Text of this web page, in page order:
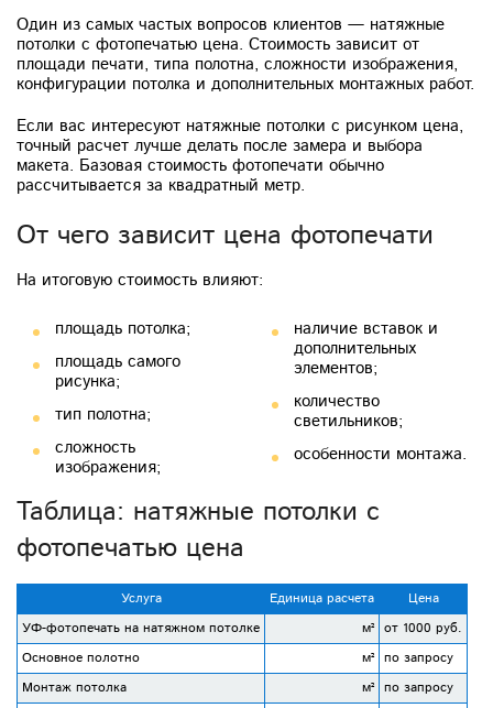
Один из самых частых вопросов клиентов — натяжные
потолки с фотопечатью цена. Стоимость зависит от
площади печати, типа полотна, сложности изображения,
конфигурации потолка и дополнительных монтажных работ.
Если вас интересуют натяжные потолки с рисунком цена,
точный расчет лучше делать после замера и выбора
макета. Базовая стоимость фотопечати обычно
рассчитывается за квадратный метр.
От чего зависит цена фотопечати
На итоговую стоимость влияют:
площадь потолка;
площадь самого
рисунка;
тип полотна;
сложность
изображения;
наличие вставок и
дополнительных
элементов;
количество
светильников;
особенности монтажа.
Таблица: натяжные потолки с
фотопечатью цена
Услуга Единица расчета
Цена
УФ-фотопечать на натяжном потолке
м² от 1000 руб.
Основное полотно
м² по запросу
Монтаж потолка
м² по запросу